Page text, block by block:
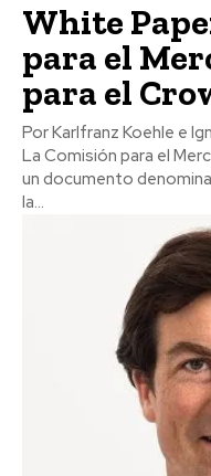
White
para el
para el
Por Karlfranz Koehle e
La Comisión para el
un documento
la...